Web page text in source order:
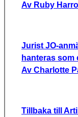
Av Ruby
Jurist JO-
hanteras som
Av Charlotte
Tillbaka till